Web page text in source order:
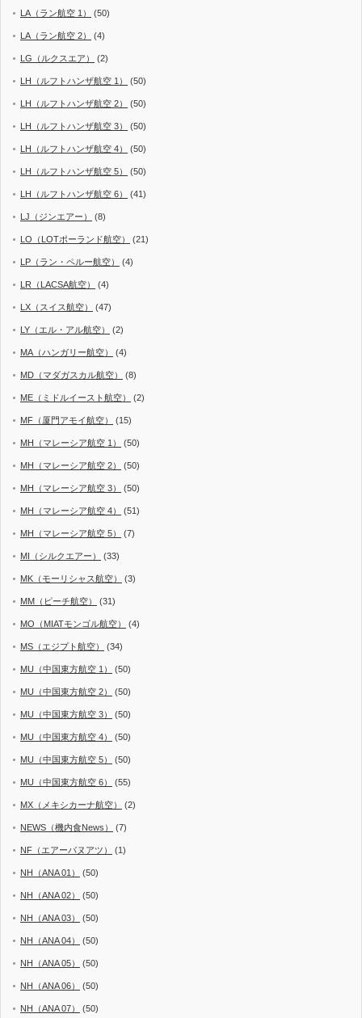
LA（ラン航空 1） (50)
LA（ラン航空 2） (4)
LG（ルクスエア） (2)
LH（ルフトハンザ航空 1） (50)
LH（ルフトハンザ航空 2） (50)
LH（ルフトハンザ航空 3） (50)
LH（ルフトハンザ航空 4） (50)
LH（ルフトハンザ航空 5） (50)
LH（ルフトハンザ航空 6） (41)
LJ（ジンエアー） (8)
LO（LOTポーランド航空） (21)
LP（ラン・ペルー航空） (4)
LR（LACSA航空） (4)
LX（スイス航空） (47)
LY（エル・アル航空） (2)
MA（ハンガリー航空） (4)
MD（マダガスカル航空） (8)
ME（ミドルイースト航空） (2)
MF（厦門アモイ航空） (15)
MH（マレーシア航空 1） (50)
MH（マレーシア航空 2） (50)
MH（マレーシア航空 3） (50)
MH（マレーシア航空 4） (51)
MH（マレーシア航空 5） (7)
MI（シルクエアー） (33)
MK（モーリシャス航空） (3)
MM（ピーチ航空） (31)
MO（MIATモンゴル航空） (4)
MS（エジプト航空） (34)
MU（中国東方航空 1） (50)
MU（中国東方航空 2） (50)
MU（中国東方航空 3） (50)
MU（中国東方航空 4） (50)
MU（中国東方航空 5） (50)
MU（中国東方航空 6） (55)
MX（メキシカーナ航空） (2)
NEWS（機内食News） (7)
NF（エアーバヌアツ） (1)
NH（ANA 01） (50)
NH（ANA 02） (50)
NH（ANA 03） (50)
NH（ANA 04） (50)
NH（ANA 05） (50)
NH（ANA 06） (50)
NH（ANA 07） (50)